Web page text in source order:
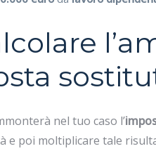
nel tuo caso l’
e poi moltiplicare tale